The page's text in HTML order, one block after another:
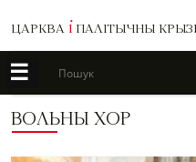
ЦАРКВА І ПАЛІТЫЧНЫ
☰ Пошук
ВОЛЬНЫ ХОР